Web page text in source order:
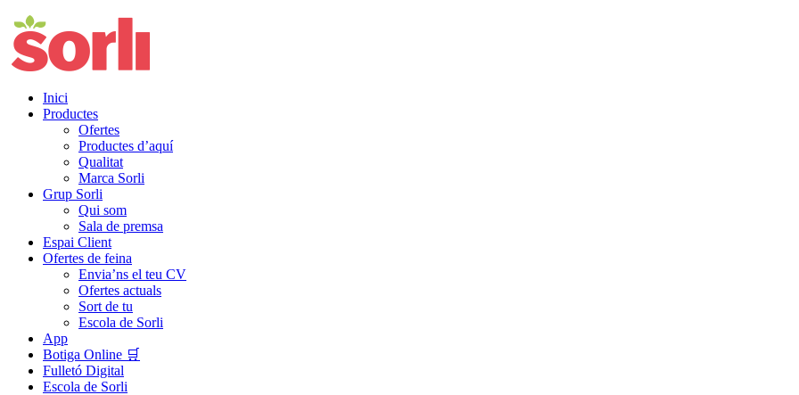
Inici
Productes
Ofertes
Productes d’aquí
Qualitat
Marca Sorli
Grup Sorli
Qui som
Sala de premsa
Espai Client
Ofertes de feina
Envia’ns el teu CV
Ofertes actuals
Sort de tu
Escola de Sorli
App
Botiga Online 🛒
Fulletó Digital
Escola de Sorli